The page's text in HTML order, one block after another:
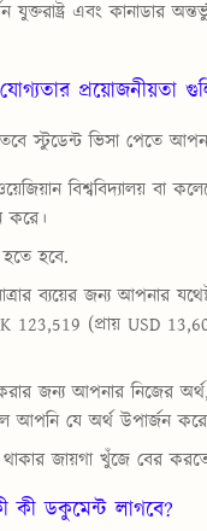
যুক্তরাষ্ট্র এবং কানাডার
প্রয়োজনীয়তা
স্টুডেন্ট ভিসা পেতে
বিশ্ববিদ্যালয় বা
করে।
হবে.
ব্যয়ের জন্য আপনার
(প্রায় USD
জন্য আপনার নিজের
আপনি যে অর্থ উপার্জন
জায়গা খুঁজে বের
কী ডকুমেন্ট লাগবে?